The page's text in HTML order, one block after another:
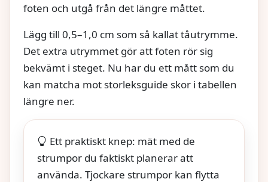
foten och utgå från det längre måttet.
Lägg till 0,5–1,0 cm som så kallat tåutrymme.
Det extra utrymmet gör att foten rör sig
bekvämt i steget. Nu har du ett mått som du
kan matcha mot storleksguide skor i tabellen
längre ner.
Ett praktiskt knep: mät med de
strumpor du faktiskt planerar att
använda. Tjockare strumpor kan flytta